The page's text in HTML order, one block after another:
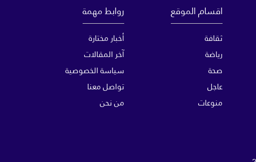
اقسام الموقع
ثقافة
رياضة
صحة
عاجل
منوعات
روابط مهمة
أخبار مختارة
آخر المقالات
سياسة الخصوصية
تواصل معنا
من نحن